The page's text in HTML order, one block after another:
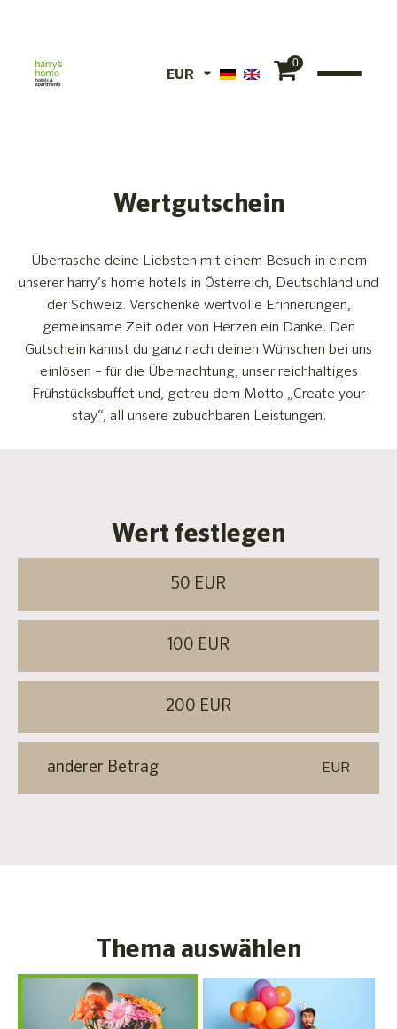
EUR
0
Wertgutschein
Überrasche deine Liebsten mit einem Besuch in einem
unserer harry’s home hotels in Österreich, Deutschland und
der Schweiz. Verschenke wertvolle Erinnerungen,
gemeinsame Zeit oder von Herzen ein Danke. Den
Gutschein kannst du ganz nach deinen Wünschen bei uns
einlösen – für die Übernachtung, unser reichhaltiges
Frühstücksbuffet und, getreu dem Motto „Create your
stay“, all unsere zubuchbaren Leistungen.
Wert festlegen
50 EUR
100 EUR
200 EUR
EUR
Thema auswählen